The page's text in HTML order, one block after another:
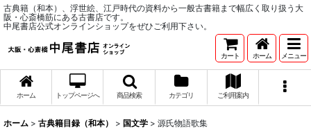
古典籍（和本）、浮世絵、江戸時代の資料から一般古書籍まで幅広く取り扱う大
阪・心斎橋筋にある古書店です。
中尾書店公式オンラインショップをぜひご利用下さい。
カート ホーム メニュー
ホーム トップページへ 商品検索 カテゴリ ご利用案内
ホーム > 古典籍目録（和本） > 国文学 > 源氏物語歌集